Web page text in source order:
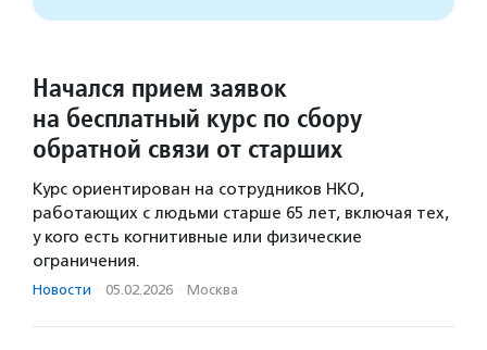
Начался прием заявок
на бесплатный курс по сбору
обратной связи от старших
Курс ориентирован на сотрудников НКО,
работающих с людьми старше 65 лет, включая тех,
у кого есть когнитивные или физические
ограничения.
Новости · 05.02.2026 · Москва